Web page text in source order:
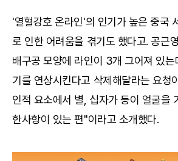
'열혈강호 온라인'의 인기가 높은 중국
로 인한 어려움을 겪기도 했다고. 공근
배구공 모양에 라인이 3개 그어져 있
기를 연상시킨다고 삭제해달라는 요청
인적 요소에서 별, 십자가 등이 얼굴을
한사항이 있는 편"이라고 소개했다.